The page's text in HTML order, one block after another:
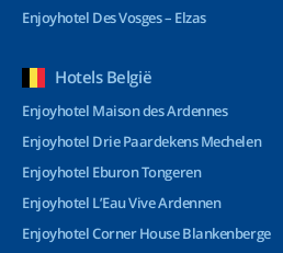
Enjoyhotel Des Vosges – Elzas
Hotels België
Enjoyhotel Maison des Ardennes
Enjoyhotel Drie Paardekens Mechelen
Enjoyhotel Eburon Tongeren
Enjoyhotel L’Eau Vive Ardennen
Enjoyhotel Corner House Blankenberge